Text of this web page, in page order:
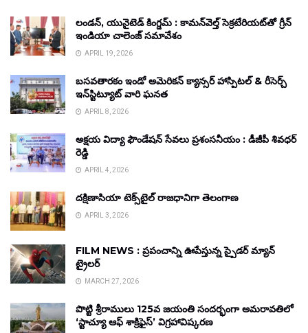
లండన్, యునైటెడ్ కింగ్డమ్ : కామన్‌వెల్త్ సెక్రటేరియట్‌తో గ్రీన్
ఇండియా చాలెంజ్ సమావేశం
APRIL 19, 2026
బసవతారకం ఇండో అమెరికన్ క్యాన్సర్ హాస్పిటల్ & రీసెర్చ్
ఇన్‌స్టిట్యూట్ వారి ఘనత
APRIL 8, 2026
అక్షయ విద్యా ఫౌండేషన్ సేవలు ప్రశంసనీయం : డీజీపీ శివధర్
రెడ్డి
APRIL 4, 2026
దక్షిణాసియా టెక్స్‌టైల్ రాజధానిగా తెలంగాణ
APRIL 3, 2026
FILM NEWS : ప్రపంచాన్ని ఊపేస్తున్న స్పైడర్ మ్యాన్
ట్రైలర్
MARCH 27, 2026
పొట్టి శ్రీరాములు 125వ జయంతి సందర్భంగా అమరావతిలో
‘స్టాచ్యూ ఆఫ్ శాక్రిఫైస్’ విగ్రహావిష్కరణ